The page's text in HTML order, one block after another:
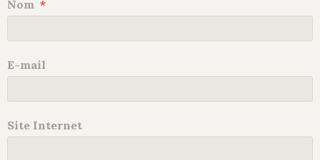
Nom
E-mail
Site Internet